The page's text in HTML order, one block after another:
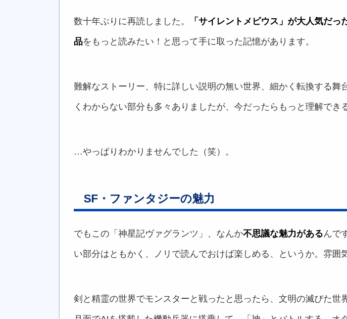
数十年ぶりに再読しました。 「サイレントメビウス」が大人気だっ
品をもっと読みたい！と思って手に取った記憶があります。
難解なストーリー、特に詳しい説明の無い世界、細かく転換する舞
くわからない部分も多々ありましたが、今だったらもっと理解でき
…やっぱりわかりませんでした（笑）。
SF・ファンタジーの魅力
でもこの「神星記ヴァグランツ」、なんか不思議な魅力があるんで
い部分はともかく、ノリで読んでおけば楽しめる、というか。雰囲
剣と精霊の世界でモンスターと戦ったと思ったら、文明の滅びた世